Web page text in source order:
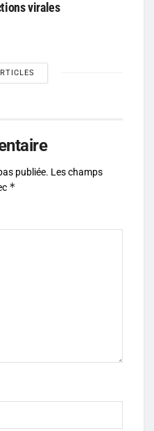
virales
publiée. Les champs
*